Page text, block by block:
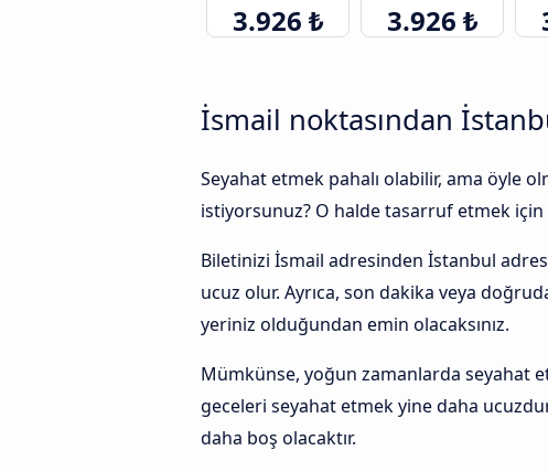
3.926 ₺ 3.926 ₺
İsmail noktasından
Seyahat etmek pahalı olabilir, ama öyle
istiyorsunuz? O halde tasarruf etmek için
Biletinizi İsmail adresinden İstanbul
ucuz olur. Ayrıca, son dakika veya
yeriniz olduğundan emin olacaksınız.
Mümkünse, yoğun zamanlarda seyahat
geceleri seyahat etmek yine daha
daha boş olacaktır.